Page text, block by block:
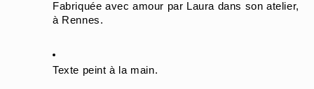
Fabriquée avec amour par Laura dans son atelier,
à Rennes.
Texte peint à la main.